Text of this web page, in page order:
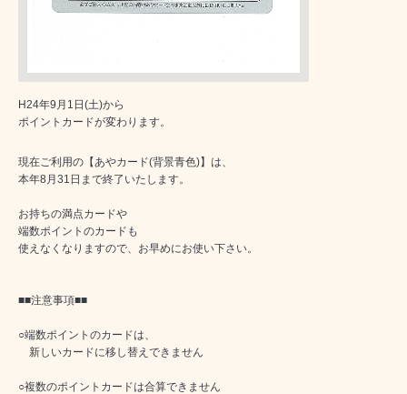
H24年9月1日(土)から
ポイントカードが変わります。
現在ご利用の【あやカード(背景青色)】は、
本年8月31日まで終了いたします。
お持ちの満点カードや
端数ポイントのカードも
使えなくなりますので、お早めにお使い下さい。
■■注意事項■■
○端数ポイントのカードは、
新しいカードに移し替えできません
○複数のポイントカードは合算できません